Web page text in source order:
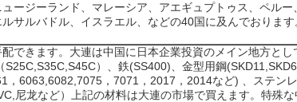
ージーランド、マレーシア、アエギュプトゥス、ペル
サルバドル、イスラエル、などの40国に及んでおりま
できます。大連は中国に日本企業投資のメイン地方と
S25C,S35C,S45C）、鉄(SS400)、金型用鋼
，6063,6082,7075，7071，2017，2014など) 、ステン
尼龙など）上記の材料は大連の市場で買えます。特殊